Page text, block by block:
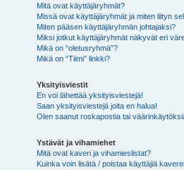
Mitä ovat käyttäjäryhmät?
Missä ovat käyttäjäryhmät ja miten liityn
Miten pääsen käyttäjäryhmän johtajaksi?
Miksi jotkut käyttäjäryhmät näkyvät eri
Mikä on “oletusryhmä”?
Mikä on “Tiimi” linkki?
Yksityisviestit
En voi lähettää yksityisviestejä!
Saan yksityisviestejä joita en halua!
Olen saanut roskapostia tai
Ystävät ja vihamiehet
Mitä ovat kaveri ja vihamieslistat?
Kuinka voin lisätä / poistaa käyttäjiä